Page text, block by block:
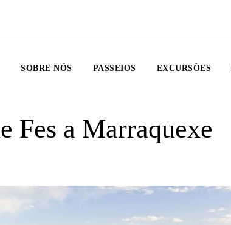
SOBRE NÓS PASSEIOS EXCURSÕES
Fes a Marraquexe